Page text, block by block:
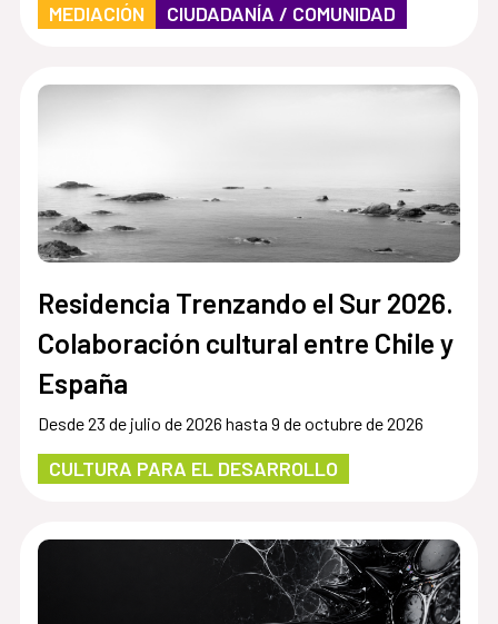
MEDIACIÓN CIUDADANÍA / COMUNIDAD
Residencia Trenzando el Sur 2026.
Colaboración cultural entre Chile y
España
Desde 23 de julio de 2026 hasta 9 de octubre de 2026
CULTURA PARA EL DESARROLLO